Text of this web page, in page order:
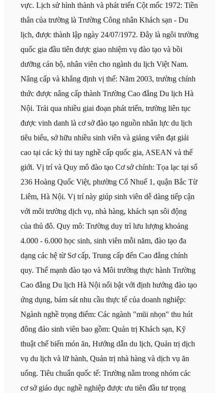
vực. Lịch sử hình thành và phát triển Cột mốc 1972: Tiền
thân của trường là Trường Công nhân Khách sạn - Du
lịch, được thành lập ngày 24/07/1972. Đây là ngôi trường
quốc gia đầu tiên được giao nhiệm vụ đào tạo và bồi
dưỡng cán bộ, nhân viên cho ngành du lịch Việt Nam.
Nâng cấp và khẳng định vị thế: Năm 2003, trường chính
thức được nâng cấp thành Trường Cao đẳng Du lịch Hà
Nội. Trải qua nhiều giai đoạn phát triển, trường liên tục
được vinh danh là cơ sở đào tạo nguồn nhân lực du lịch
tiêu biểu, sở hữu nhiều sinh viên và giảng viên đạt giải
cao tại các kỳ thi tay nghề cấp quốc gia, ASEAN và thế
giới. Vị trí và Quy mô đào tạo Cơ sở chính: Tọa lạc tại số
236 Hoàng Quốc Việt, phường Cổ Nhuế 1, quận Bắc Từ
Liêm, Hà Nội. Vị trí này giúp sinh viên dễ dàng tiếp cận
với môi trường dịch vụ, nhà hàng, khách sạn sôi động
của thủ đô. Quy mô: Trường duy trì lưu lượng khoảng
4.000 - 6.000 học sinh, sinh viên mỗi năm, đào tạo đa
dạng các hệ từ Sơ cấp, Trung cấp đến Cao đẳng chính
quy. Thế mạnh đào tạo và Môi trường thực hành Trường
Cao đẳng Du lịch Hà Nội nổi bật với định hướng đào tạo
ứng dụng, bám sát nhu cầu thực tế của doanh nghiệp:
Ngành nghề trọng điểm: Các ngành "mũi nhọn" thu hút
đông đảo sinh viên bao gồm: Quản trị Khách sạn, Kỹ
thuật chế biến món ăn, Hướng dẫn du lịch, Quản trị dịch
vụ du lịch và lữ hành, Quản trị nhà hàng và dịch vụ ăn
uống. Tiêu chuẩn quốc tế: Trường nằm trong nhóm các
cơ sở giáo dục nghề nghiệp được ưu tiên đầu tư trọng